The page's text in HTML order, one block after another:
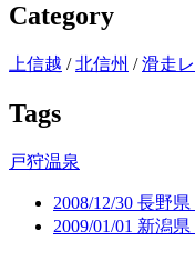
Category
上信越 /北信州 /滑走
Tags
戸狩温泉
2008/12/30 長野
2009/01/01 新潟